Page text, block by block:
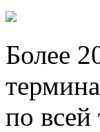
Более
по